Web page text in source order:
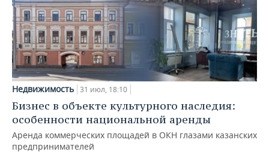
Недвижимость 31 июл, 18:10
Бизнес в объекте культурного наследия:
особенности национальной аренды
Аренда коммерческих площадей в ОКН глазами казанских
предпринимателей